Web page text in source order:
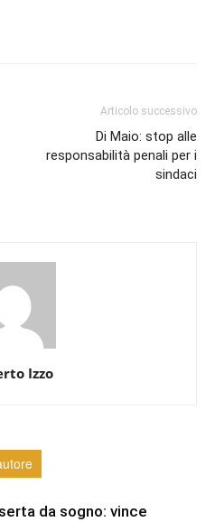
Articolo successivo
Di Maio: stop alle
responsabilità penali per i
sindaci
Izzo
da sogno: vince